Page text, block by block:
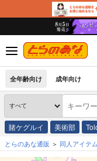
全年齢向け 成年向け
賭ケグルイ 美術部
とらのあな通販 同人アイテム